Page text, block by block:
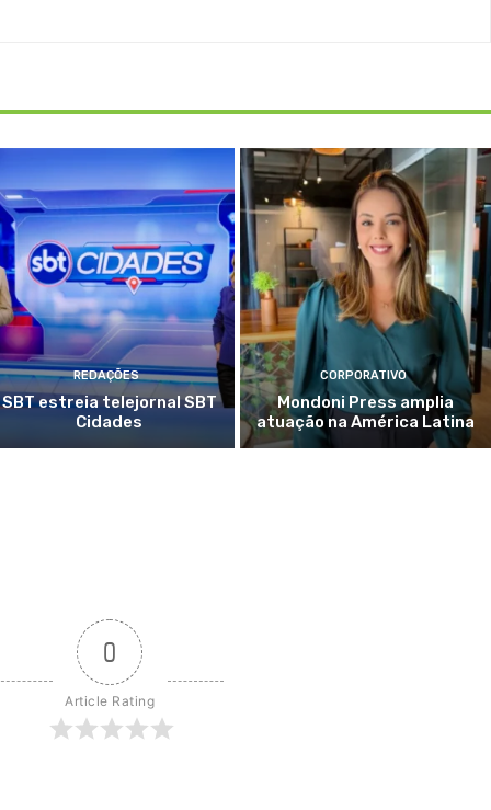
REDAÇÕES
SBT estreia telejornal SBT
Cidades
CORPORATIVO
Mondoni Press amplia
atuação na América Latina
0
Article Rating